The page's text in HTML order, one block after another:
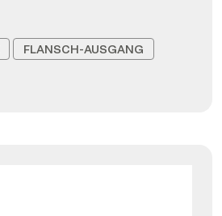
FLANSCH-AUSGANG